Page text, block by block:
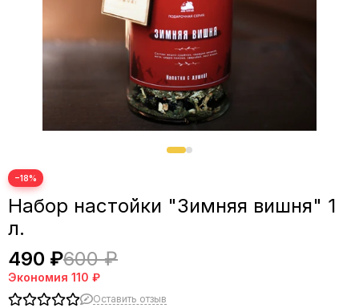
−18%
Набор настойки "Зимняя вишня" 1
л.
490 ₽600 ₽
Экономия 110 ₽
Оставить отзыв